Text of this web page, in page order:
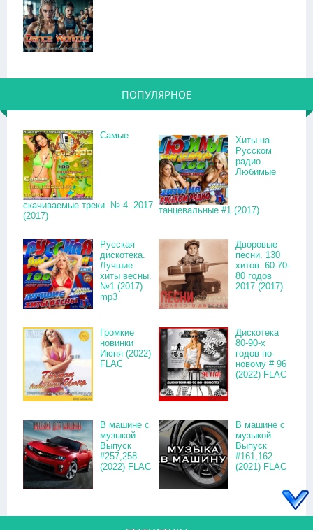
ПОПУЛЯРНОЕ
Самые
скачиваемые треки. № 4. 2017
(2017)
Хиты на
Русском
радио.
Любимые
танцевальные #1 (2017)
Русская
дискотека.
Лучшие
хиты весны.
№1 (2017)
mp3
Дворовые
песни. 130
хитов. 60-70-
80 годов
2017 (2017)
Громкие
новинки
Июня (2022)
FLAC
Дискотека
80-90-х
годов по-
новому # 96
(2022) FLAC
В машине с
музыкой
Выпуск
#257,258
(2022) FLAC
В машине с
музыкой
Выпуск
#161,162
(2021) FLAC